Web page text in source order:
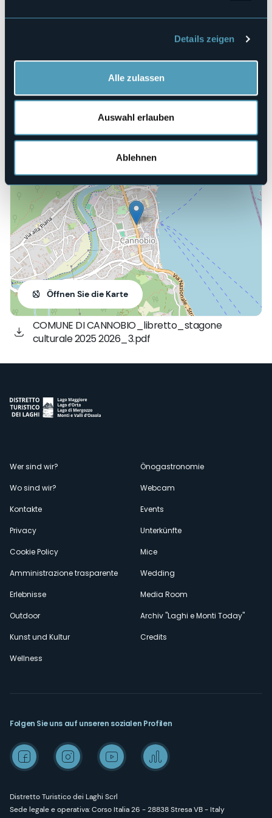
Details zeigen
Alle zulassen
Auswahl erlauben
Ablehnen
Teatro Nuovo
E-mail
info@turismocannobio.it
Webseite
https://www.turismocannobio.it/
Viale Vittorio Veneto, 6
Öffnen Sie die Karte
COMUNE DI CANNOBIO_libretto_stagone
culturale 2025 2026_3.pdf
Menù
secondario
Wer sind wir?
Wo sind wir?
Kontakte
Privacy
Cookie Policy
Amministrazione trasparente
Erlebnisse
Outdoor
Kunst und Kultur
Wellness
Önogastronomie
Webcam
Events
Unterkünfte
Mice
Wedding
Media Room
Archiv "Laghi e Monti Today"
Credits
Distretto Turistico dei Laghi Scrl
Sede legale e operativa: Corso Italia 26 - 28838 Stresa VB - Italy
Folgen Sie uns auf unseren sozialen Profilen